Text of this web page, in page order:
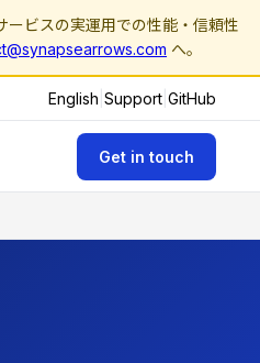
ービスの実運用での性能・信頼性
へ。
English Support GitHub
Get in touch